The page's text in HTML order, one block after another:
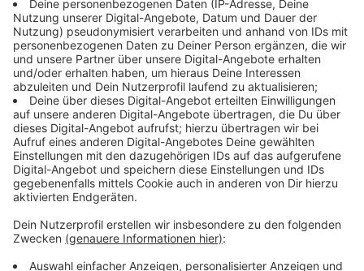
3. Auf Pestizide verzichten
Anzeige
Verzichtet möglichst auf chemische
Pflanzenschutzmittel in eurem Garten oder auf dem
Balkon.
Anzeige
4. Insektenhotels aufstellen